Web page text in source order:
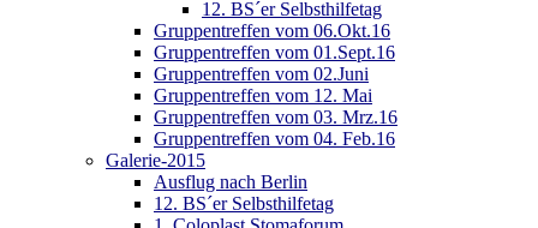
12. BS´er Selbsthilfetag
Gruppentreffen vom 06.Okt.16
Gruppentreffen vom 01.Sept.16
Gruppentreffen vom 02.Juni
Gruppentreffen vom 12. Mai
Gruppentreffen vom 03. Mrz.16
Gruppentreffen vom 04. Feb.16
Galerie-2015
Ausflug nach Berlin
12. BS´er Selbsthilfetag